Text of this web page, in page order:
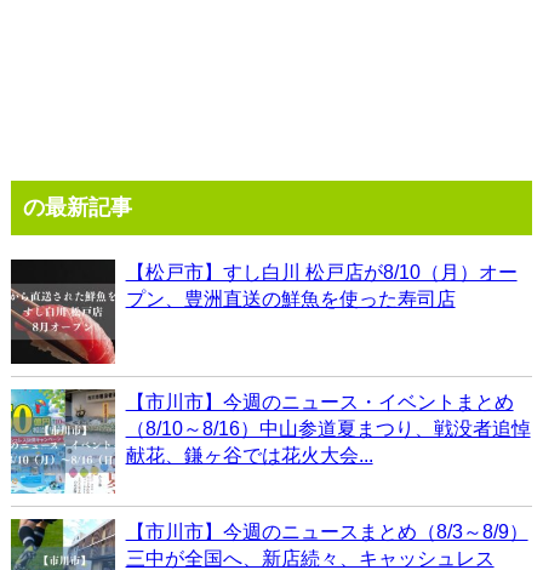
の最新記事
【松戸市】すし白川 松戸店が8/10（月）オー
プン、豊洲直送の鮮魚を使った寿司店
【市川市】今週のニュース・イベントまとめ
（8/10～8/16）中山参道夏まつり、戦没者追悼
献花、鎌ヶ谷では花火大会...
【市川市】今週のニュースまとめ（8/3～8/9）
三中が全国へ、新店続々、キャッシュレス